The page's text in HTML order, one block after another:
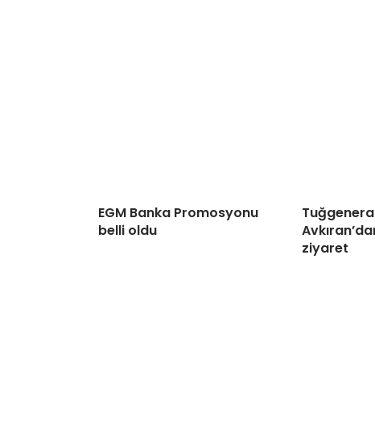
EGM Banka Promosyonu
belli oldu
ziyaret